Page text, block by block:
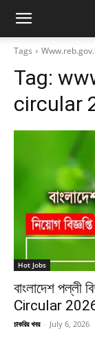
Tags
Tag:
circular
Hot Jobs
বাংলাদেশ পল্লী
Circular
চাকরির খবর - July 6, 2026